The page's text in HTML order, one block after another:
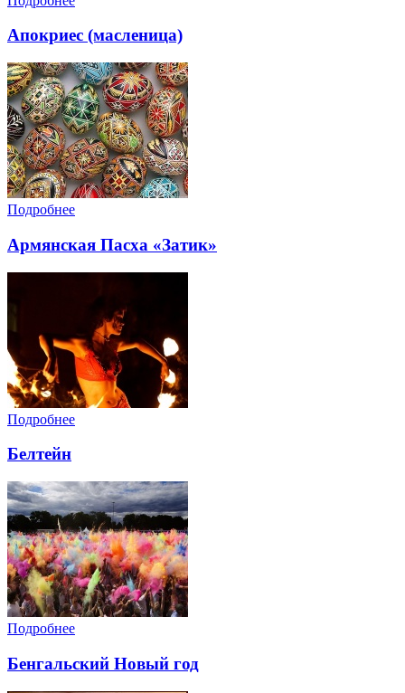
Апокриес (масленица)
Подробнее
Армянская Пасха «Затик»
Подробнее
Белтейн
Подробнее
Бенгальский Новый год